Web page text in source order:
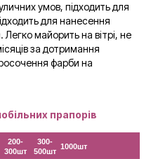
умов, підходить для
для нанесення
Легко майорить на вітрі, не
за дотримання
фарби на
прапорів
200-
300шт
300-
500шт
1000шт